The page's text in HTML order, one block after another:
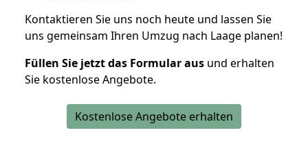
Kontaktieren Sie uns noch heute und lassen Sie
uns gemeinsam Ihren Umzug nach Laage planen!
Füllen Sie jetzt das Formular aus und erhalten
Sie kostenlose Angebote.
Kostenlose Angebote erhalten